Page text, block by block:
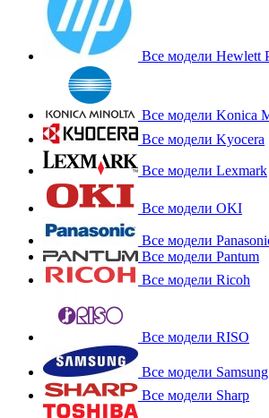
Все модели Hewlett
Все модели Konica
Все модели Kyocera
Все модели Lexmark
Все модели OKI
Все модели
Все модели Pantum
Все модели Ricoh
Все модели RISO
Все модели Samsung
Все модели Sharp